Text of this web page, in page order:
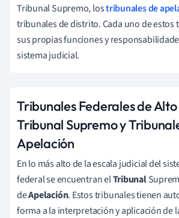
Tribunal Supremo, lostribunales de
tribunales de distrito. Cada uno de estos
sus propias funciones y
sistema judicial.
Tribunales Federales de
Tribunal Supremo y
Apelación
En lo más alto de la escala judicial del
federal se encuentran elTribunal
deApelación. Estos tribunales tienen
forma a la interpretación y aplicación de